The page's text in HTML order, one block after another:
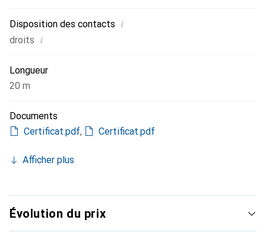
Disposition des contacts i
droits i
Longueur
20 m
Documents
Certificat.pdf, Certificat.pdf
Afficher plus
Évolution du prix